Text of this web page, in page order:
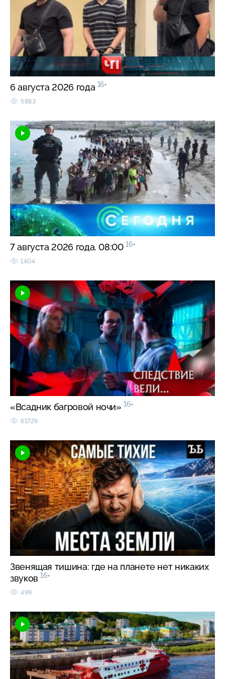
6 августа 2026 года 16+
5883
7 августа 2026 года. 08:00 16+
1404
«Всадник багровой ночи» 16+
61729
Звенящая тишина: где на планете нет никаких
звуков 16+
499